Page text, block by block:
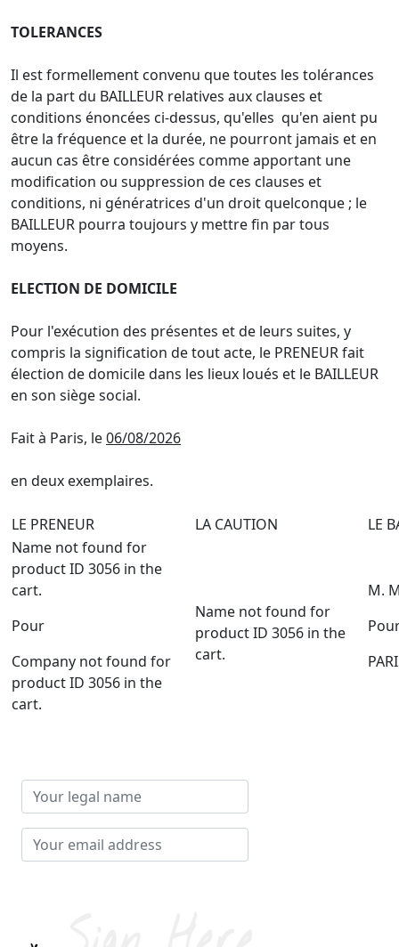
TOLERANCES
Il est formellement convenu que toutes les tolérances
de la part du BAILLEUR relatives aux clauses et
conditions énoncées ci-dessus, qu'elles qu'en aient pu
être la fréquence et la durée, ne pourront jamais et en
aucun cas être considérées comme apportant une
modification ou suppression de ces clauses et
conditions, ni génératrices d'un droit quelconque ; le
BAILLEUR pourra toujours y mettre fin par tous
moyens.
ELECTION DE DOMICILE
Pour l'exécution des présentes et de leurs suites, y
compris la signification de tout acte, le PRENEUR fait
élection de domicile dans les lieux loués et le BAILLEUR
en son siège social.
Fait à Paris, le06/08/2026
en deux exemplaires.
LE PRENEUR LA CAUTION
LE
Name not found for
product ID 3056 in the
cart.
Pour
Company not found for
product ID 3056 in the
cart.
Name not found for
product ID 3056 in the
cart.
M.
Your
legal
name
Your
email